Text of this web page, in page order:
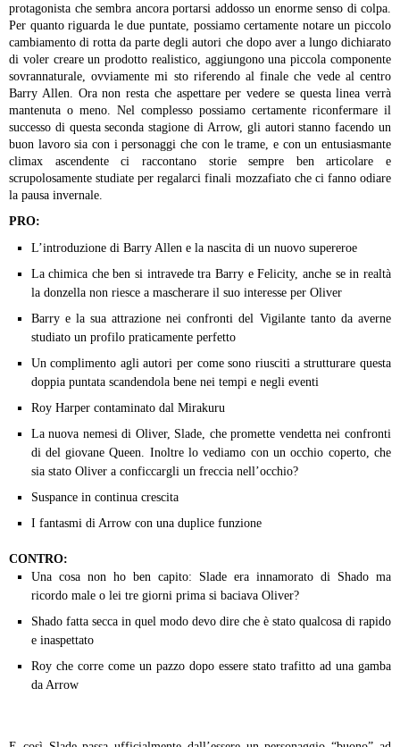
protagonista che sembra ancora portarsi addosso un enorme senso di colpa.
Per quanto riguarda le due puntate, possiamo certamente notare un piccolo
cambiamento di rotta da parte degli autori che dopo aver a lungo dichiarato
di voler creare un prodotto realistico, aggiungono una piccola componente
sovrannaturale, ovviamente mi sto riferendo al finale che vede al centro
Barry Allen. Ora non resta che aspettare per vedere se questa linea verrà
mantenuta o meno. Nel complesso possiamo certamente riconfermare il
successo di questa seconda stagione di Arrow, gli autori stanno facendo un
buon lavoro sia con i personaggi che con le trame, e con un entusiasmante
climax ascendente ci raccontano storie sempre ben articolare e
scrupolosamente studiate per regalarci finali mozzafiato che ci fanno odiare
la pausa invernale.
PRO:
L’introduzione di Barry Allen e la nascita di un nuovo supereroe
La chimica che ben si intravede tra Barry e Felicity, anche se in realtà
la donzella non riesce a mascherare il suo interesse per Oliver
Barry e la sua attrazione nei confronti del Vigilante tanto da averne
studiato un profilo praticamente perfetto
Un complimento agli autori per come sono riusciti a strutturare questa
doppia puntata scandendola bene nei tempi e negli eventi
Roy Harper contaminato dal Mirakuru
La nuova nemesi di Oliver, Slade, che promette vendetta nei confronti
di del giovane Queen. Inoltre lo vediamo con un occhio coperto, che
sia stato Oliver a conficcargli un freccia nell’occhio?
Suspance in continua crescita
I fantasmi di Arrow con una duplice funzione
CONTRO:
Una cosa non ho ben capito: Slade era innamorato di Shado ma
ricordo male o lei tre giorni prima si baciava Oliver?
Shado fatta secca in quel modo devo dire che è stato qualcosa di rapido
e inaspettato
Roy che corre come un pazzo dopo essere stato trafitto ad una gamba
da Arrow